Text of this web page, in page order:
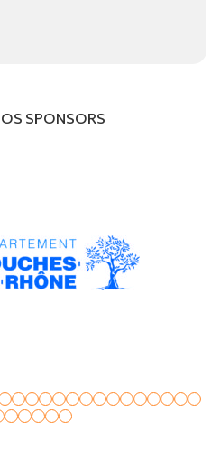
SPONSORS